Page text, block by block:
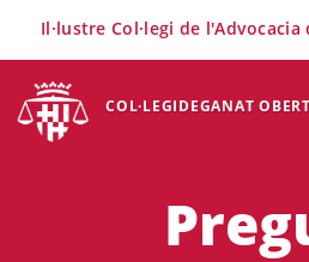
COL·LEGIDEGANAT OBERT
Il·lustre Col·legi de l'Advocacia